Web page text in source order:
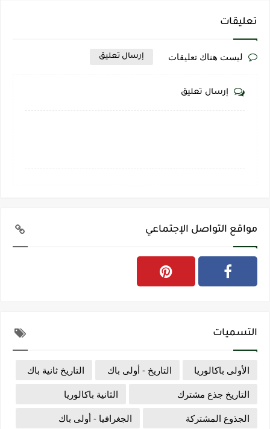
تعليقات
ليست هناك تعليقات إرسال تعليق
إرسال تعليق
مواقع التواصل الإجتماعي
التسميات
الأولى باكالوريا التاريخ - أولى باك
التاريخ ثانية باك
التاريخ جذع مشترك
الثانية باكالوريا
الجذوع المشتركة
الجغرافيا - أولى باك